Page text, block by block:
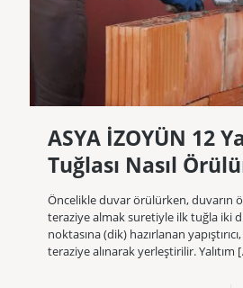
ASYA İZOYÜN 12
Tuğlası Nasıl
Öncelikle duvar örülürken, duvarın
teraziye almak suretiyle ilk tuğla iki
noktasına (dik) hazırlanan
teraziye alınarak yerleştirilir. Yalıtım